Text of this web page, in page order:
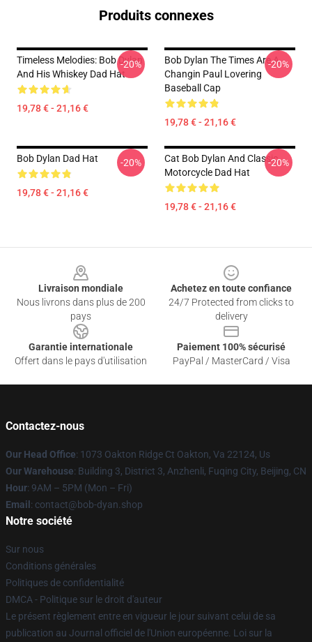
Produits connexes
Timeless Melodies: Bob Dylan
And His Whiskey Dad Hat
19,78 € - 21,16 €
-20%
Bob Dylan The Times Are A
Changin Paul Lovering
Baseball Cap
19,78 € - 21,16 €
-20%
Bob Dylan Dad Hat
19,78 € - 21,16 €
-20%
Cat Bob Dylan And Classic
Motorcycle Dad Hat
19,78 € - 21,16 €
-20%
Livraison mondiale
Nous livrons dans plus de 200
pays
Achetez en toute confiance
24/7 Protected from clicks to
delivery
Garantie internationale
Offert dans le pays d'utilisation
Paiement 100% sécurisé
PayPal / MasterCard / Visa
Contactez-nous
Our Head Office: 1073 Oakton Ridge Ct Oakton, Va 22124, Us
Our Warehouse: Building 3, District 3, Anzhenli, Fuqing City, Beijing, CN
Hour: 9AM – 5PM (Mon – Fri)
Email : contact@bob-dyan.shop
Notre société
Sur nous
Conditions générales
Politiques de confidentialité
DMCA - Politique sur le droit d'auteur
Le présent règlement entre en vigueur le jour suivant celui de sa
publication au Journal officiel de l'Union européenne. Loi sur la